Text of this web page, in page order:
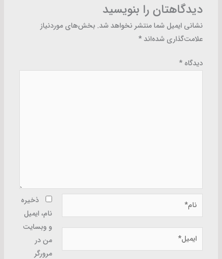
دیدگاهتان را بنویسید
نشانی ایمیل شما منتشر نخواهد شد. بخش‌های موردنیاز
علامت‌گذاری شده‌اند*
دیدگاه*
نام*
ایمیل*
ذخیره
نام، ایمیل
و وبسایت
من در
مرورگر